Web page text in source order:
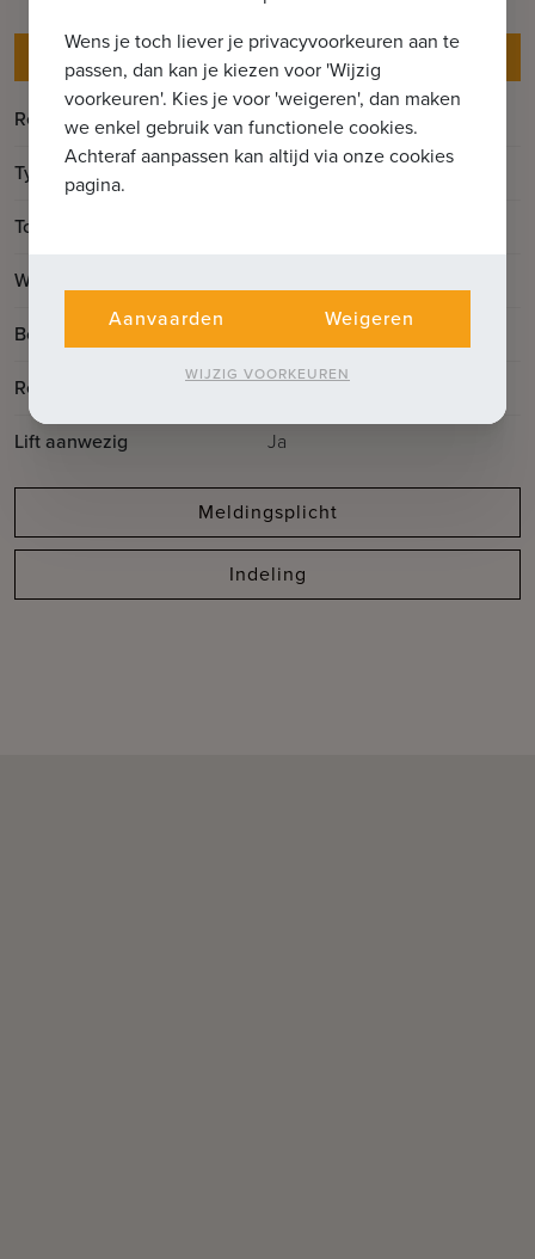
Gegevens
Referentie
7690621
Type
Huis
Totale oppervlakte
Woonoppervlakte
Bouwjaar
Renovatiejaar
2025
Lift aanwezig
Ja
Meldingsplicht
Indeling
Wens je toch liever je privacyvoorkeuren aan te
passen, dan kan je kiezen voor 'Wijzig
voorkeuren'. Kies je voor 'weigeren', dan maken
we enkel gebruik van functionele cookies.
Achteraf aanpassen kan altijd via onze cookies
pagina.
Aanvaarden Weigeren
WIJZIG VOORKEUREN